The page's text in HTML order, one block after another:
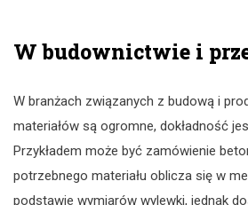
W budownictwie i
W branżach związanych z budową i
materiałów są ogromne, dokładność
Przykładem może być zamówienie
potrzebnego materiału oblicza się w
podstawie wymiarów wylewki, jednak